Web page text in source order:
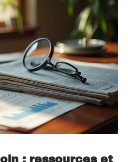
: ressources et